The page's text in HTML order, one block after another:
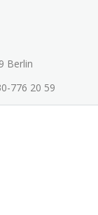
Berlin
776 20 59